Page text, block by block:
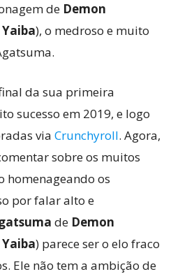
de Demon
), o medroso e muito
da sua primeira
sucesso em 2019, e logo
via Crunchyroll. Agora,
sobre os muitos
homenageando os
por falar alto e
de Demon
) parece ser o elo fraco
Ele não tem a ambição de